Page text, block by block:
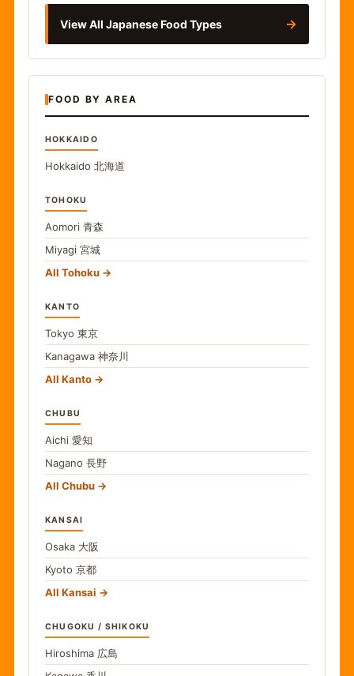
View All Japanese Food Types →
FOOD BY AREA
HOKKAIDO
Hokkaido 北海道
TOHOKU
Aomori 青森
Miyagi 宮城
All Tohoku
KANTO
Tokyo 東京
Kanagawa 神奈川
All Kanto
CHUBU
Aichi 愛知
Nagano 長野
All Chubu
KANSAI
Osaka 大阪
Kyoto 京都
All Kansai
CHUGOKU / SHIKOKU
Hiroshima 広島